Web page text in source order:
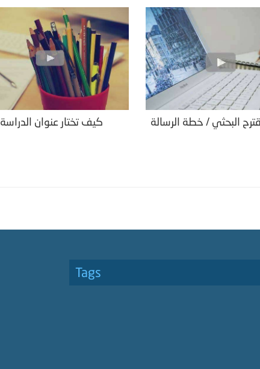
البحثي / خطة الرسالة كيف تختار عنوان الدراسة
Tags